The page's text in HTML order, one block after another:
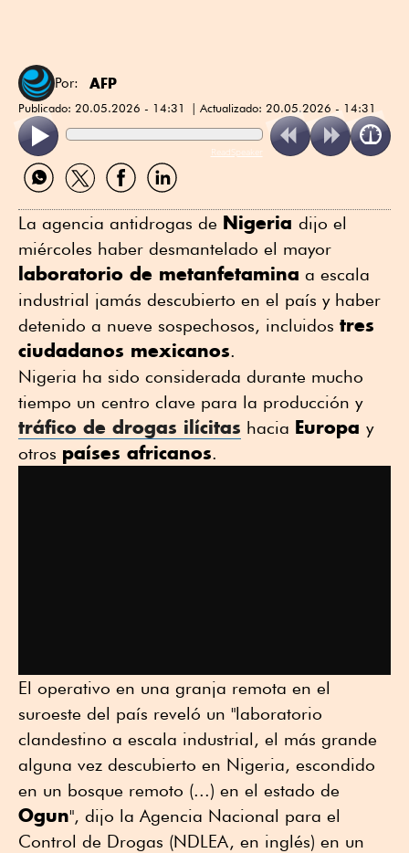
Por: AFP
Publicado: 20.05.2026 - 14:31 Actualizado: 20.05.2026 - 14:31
ReadSpeaker
Compartir
por
Compartir
por
Compartir
por
Compartir
por
La agencia antidrogas de Nigeria dijo el
miércoles haber desmantelado el mayor
laboratorio de metanfetamina a escala
industrial jamás descubierto en el país y haber
detenido a nueve sospechosos, incluidos tres
ciudadanos mexicanos.
Nigeria ha sido considerada durante mucho
tiempo un centro clave para la producción y
tráfico de drogas ilícitas hacia Europa y
otros países africanos.
El operativo en una granja remota en el
suroeste del país reveló un "laboratorio
clandestino a escala industrial, el más grande
alguna vez descubierto en Nigeria, escondido
en un bosque remoto (...) en el estado de
Ogun", dijo la Agencia Nacional para el
Control de Drogas (NDLEA, en inglés) en un